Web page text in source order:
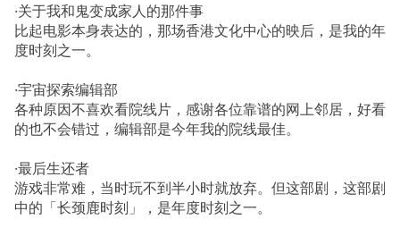
·关于我和鬼变成家人的那件事
比起电影本身表达的，那场香港文化中心的映后，是我的年
度时刻之一。
·宇宙探索编辑部
各种原因不喜欢看院线片，感谢各位靠谱的网上邻居，好看
的也不会错过，编辑部是今年我的院线最佳。
·最后生还者
游戏非常难，当时玩不到半小时就放弃。但这部剧，这部剧
中的「长颈鹿时刻」，是年度时刻之一。